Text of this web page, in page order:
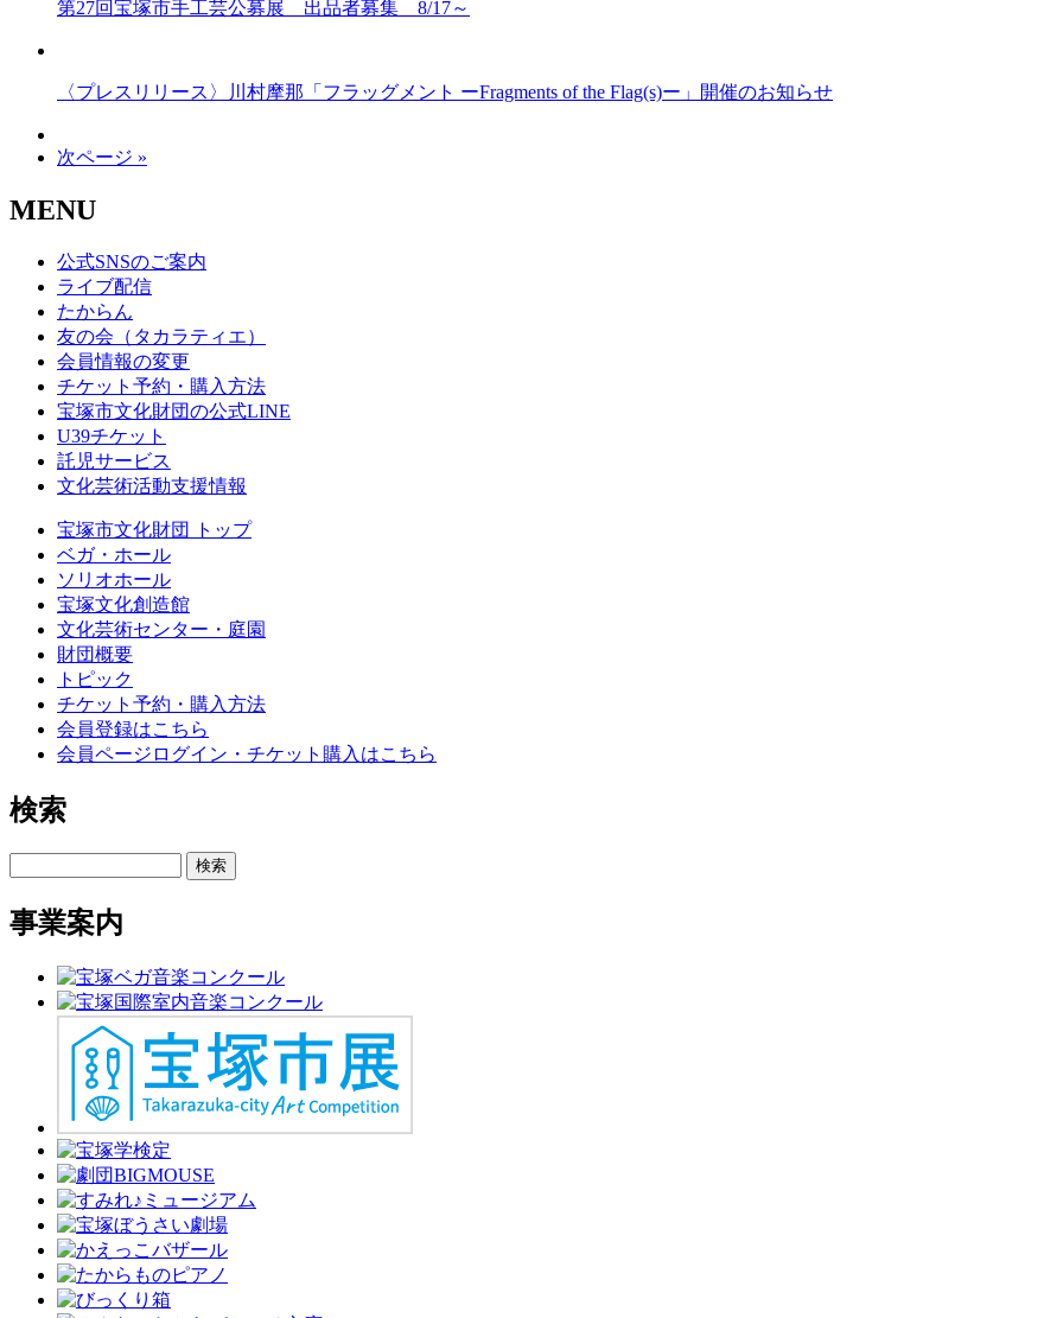
第27回宝塚市手工芸公募展 出品者募集 8/17～
〈プレスリリース〉川村摩那「フラッグメント ーFragments of the Flag(s)ー」開催のお知らせ
次ページ »
MENU
公式SNSのご案内
ライブ配信
たからん
友の会（タカラティエ）
会員情報の変更
チケット予約・購入方法
宝塚市文化財団の公式LINE
U39チケット
託児サービス
文化芸術活動支援情報
宝塚市文化財団 トップ
ベガ・ホール
ソリオホール
宝塚文化創造館
文化芸術センター・庭園
財団概要
トピック
チケット予約・購入方法
会員登録はこちら
会員ページログイン・チケット購入はこちら
検索
検索
事業案内